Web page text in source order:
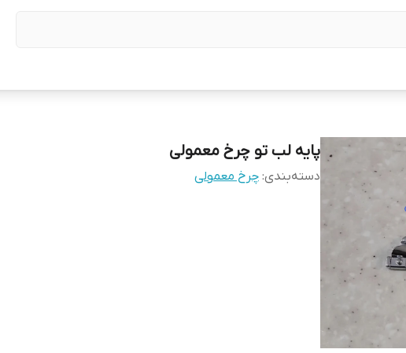
پایه لب تو چرخ معمولی
دسته‌بندی: چرخ معمولی